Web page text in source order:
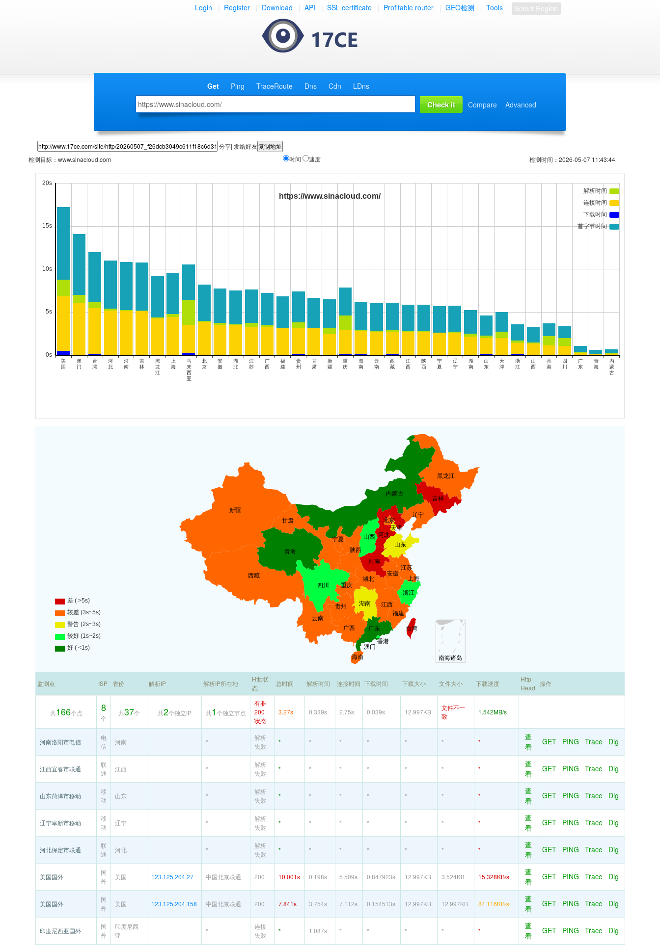
Login Register Download API SSL certificate Profitable router GEO检测 Tools Select Region
Get Ping TraceRoute Dns Cdn
LDns
Compare
Advanced
分享| 发给好友
检测目标： www.sinacloud.com 时间 速度 检测时间：2026-05-07 11:43:44
监测点 ISP 省份 解析IP 解析IP所在地
Http状
态
总时间 解析时间 连接时间 下载时间 下载大小 文件大小 下载速度
Http
Head
操作
共166个点 8
个
共37个 共2个独立IP 共1个独立节点
有非
200
状态
3.27s 0.339s 2.75s 0.039s 12.997KB
文件不一
致
1.542MB/s
河南洛阳市电信
电
信
河南 *
解析
失败
* * * * * * *
查
看
GET PING Trace Dig
江西宜春市联通
联
通
江西 *
解析
失败
* * * * * * *
查
看
GET PING Trace Dig
山东菏泽市移动
移
动
山东 *
解析
失败
* * * * * * *
查
看
GET PING Trace Dig
辽宁阜新市移动
移
动
辽宁 *
解析
失败
* * * * * * *
查
看
GET PING Trace Dig
河北保定市联通
联
通
河北 *
解析
失败
* * * * * * *
查
看
GET PING Trace Dig
美国国外
国
外
美国 123.125.204.27 中国北京联通 200 10.001s 0.198s 5.509s 0.847923s 12.997KB 3.524KB 15.328KB/s
查
看
GET PING Trace Dig
美国国外
国
外
美国 123.125.204.158 中国北京联通 200 7.841s 3.754s 7.112s 0.154513s 12.997KB 12.997KB 84.116KB/s
查
看
GET PING Trace Dig
印度尼西亚国外
国
外
印度尼西
亚
*
连接
失败
* 1.087s * * * * *
查
看
GET PING Trace Dig